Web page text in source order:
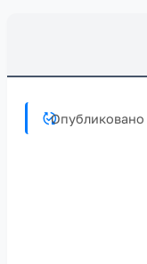
Опубликовано